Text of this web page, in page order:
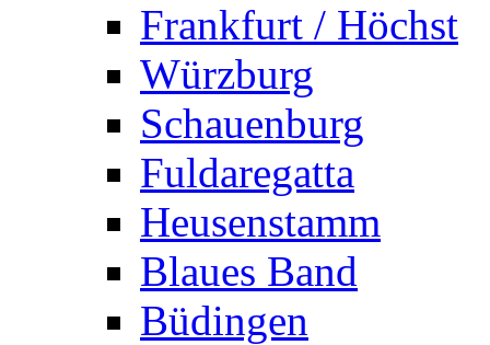
Frankfurt / Höchst
Würzburg
Schauenburg
Fuldaregatta
Heusenstamm
Blaues Band
Büdingen